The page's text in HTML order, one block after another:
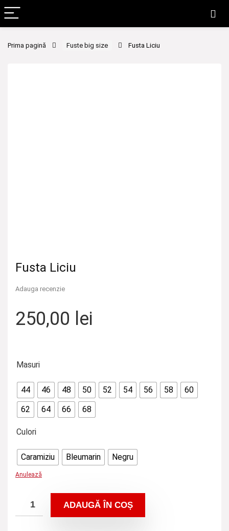
Prima pagină Fuste big size Fusta Liciu
Fusta Liciu
Adauga recenzie
250,00 lei
Masuri
44 46 48 50 52 54 56 58
60
62
64 66 68
Culori
Caramiziu Bleumarin Negru
Anulează
ADAUGĂ ÎN COȘ